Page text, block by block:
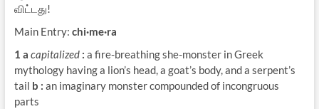
விட்டது!
Main Entry: chi·me·ra
1 a capitalized : a fire-breathing she-monster inGreek
mythologyhaving a lion’s head, a goat’s body, and a serpent’s
tail b : an imaginary monster compounded of incongruous
parts